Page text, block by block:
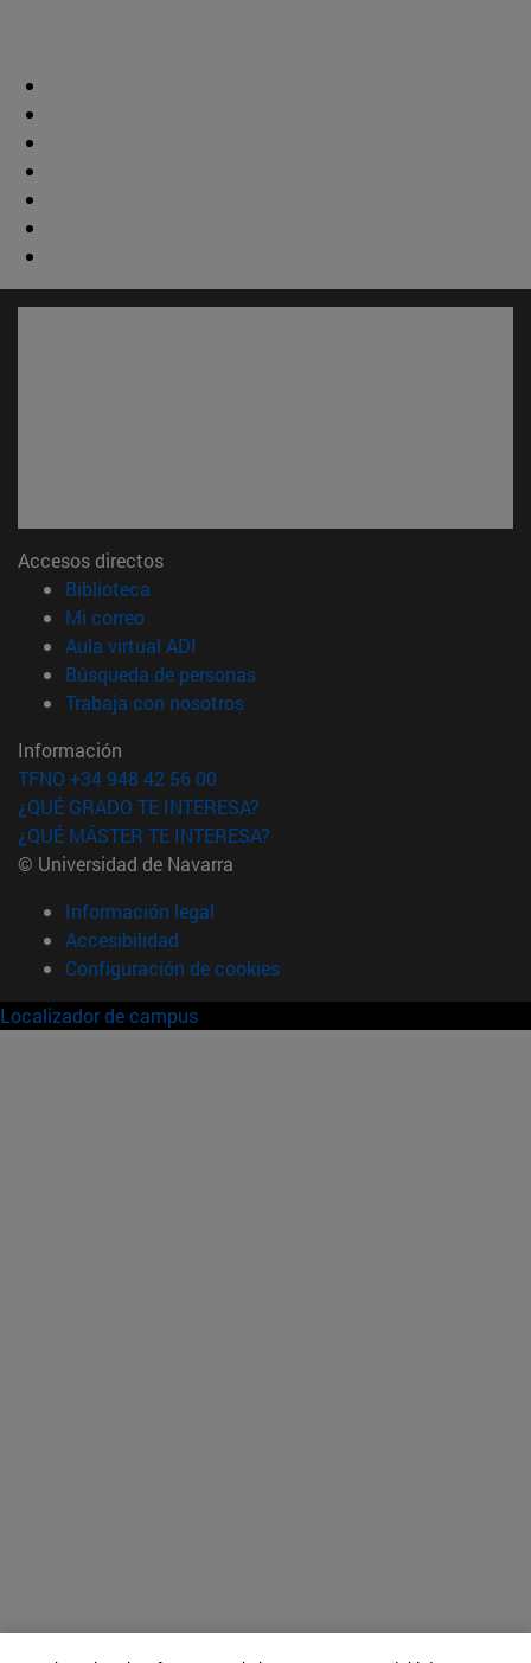
Accesos directos
Biblioteca
Mi correo(abre en nueva ventana)
Aula virtual ADI
Búsqueda de personas(abre en nueva ventana)
Trabaja con nosotros(abre en nueva ventana)
Información
TFNO +34 948 42 56 00
¿QUÉ GRADO TE INTERESA?
¿QUÉ MÁSTER TE INTERESA?
© Universidad de Navarra
Información legal
Accesibilidad
Configuración de cookies
Localizador de campus